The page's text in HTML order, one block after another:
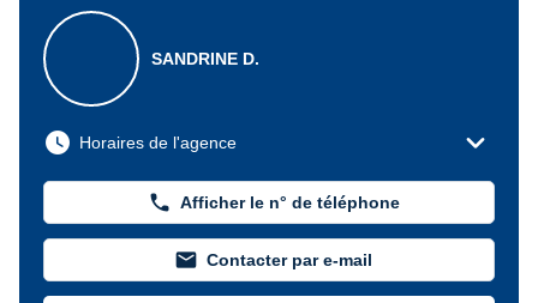
SANDRINE D.
watch_later Horaires de l'agence expand_more
phone Afficher le n° de téléphone
mail Contacter par e-mail